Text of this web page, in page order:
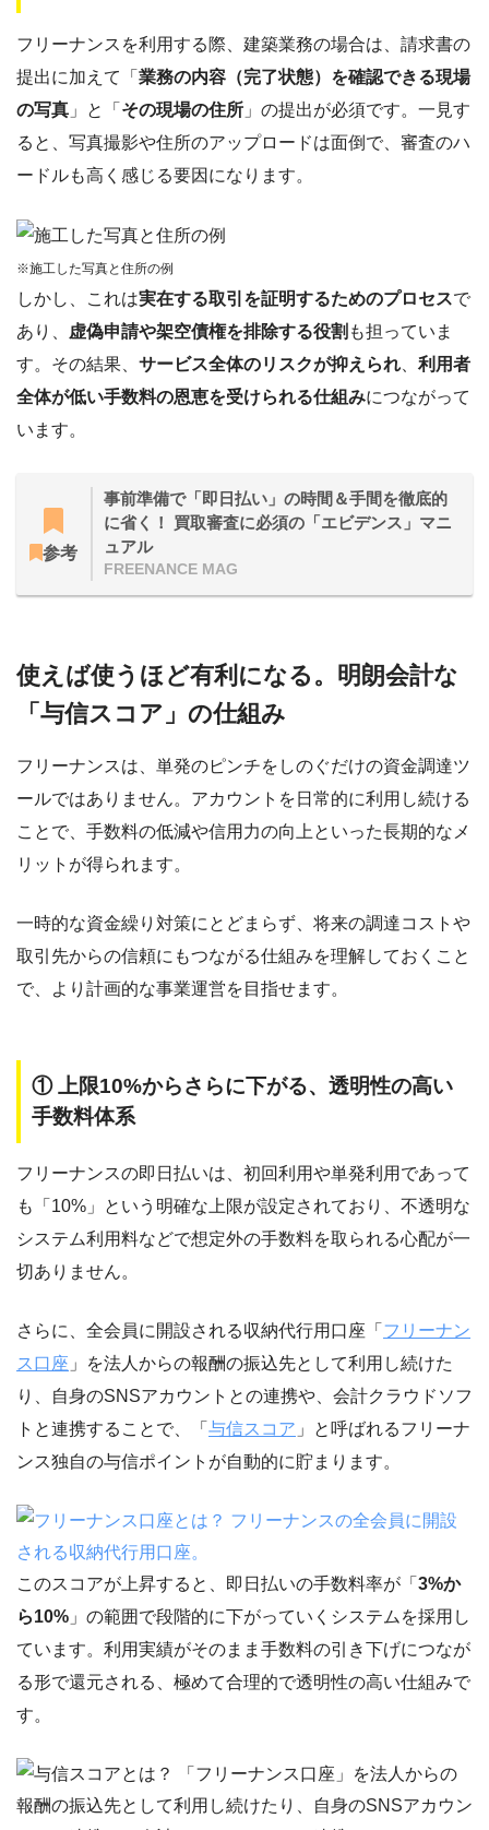
フリーナンスを利用する際、建築業務の場合は、請求書の
提出に加えて「 業務の内容（完了状態）を確認できる現場
の写真 」と「 その現場の住所 」の提出が必須です。一見す
ると、写真撮影や住所のアップロードは面倒で、審査のハ
ードルも高く感じる要因になります。
※施工した写真と住所の例
しかし、これは実在する取引を証明するためのプロセスで
あり、 虚偽申請や架空債権を排除する役割 も担っていま
す。その結果、 サービス全体のリスクが抑えられ
利用者
全体が低い手数料の恩恵を受けられる仕組みにつながって
います。
参考
事前準備で「即日払い」の時間＆手間を徹底的
に省く！ 買取審査に必須の「エビデンス」マニ
ュアル
FREENANCE MAG
使えば使うほど有利になる。明朗会計な
「与信スコア」の仕組み
フリーナンスは、単発のピンチをしのぐだけの資金調達ツ
ールではありません。アカウントを日常的に利用し続ける
ことで、手数料の低減や信用力の向上といった長期的なメ
リットが得られます。
一時的な資金繰り対策にとどまらず、将来の調達コストや
取引先からの信頼にもつながる仕組みを理解しておくこと
で、より計画的な事業運営を目指せます。
① 上限10%からさらに下がる、透明性の高い
手数料体系
フリーナンスの即日払いは、初回利用や単発利用であって
も「10%」という明確な上限が設定されており、不透明な
システム利用料などで想定外の手数料を取られる心配が一
切ありません。
さらに、全会員に開設される収納代行用口座「 フリーナン
ス口座 」を法人からの報酬の振込先として利用し続けた
り、自身のSNSアカウントとの連携や、会計クラウドソフ
トと連携することで、「 与信スコア 」と呼ばれるフリーナ
ンス独自の与信ポイントが自動的に貯まります。
このスコアが上昇すると、即日払いの手数料率が「 3%か
ら10% 」の範囲で段階的に下がっていくシステムを採用し
ています。利用実績がそのまま手数料の引き下げにつなが
る形で還元される、極めて合理的で透明性の高い仕組みで
す。